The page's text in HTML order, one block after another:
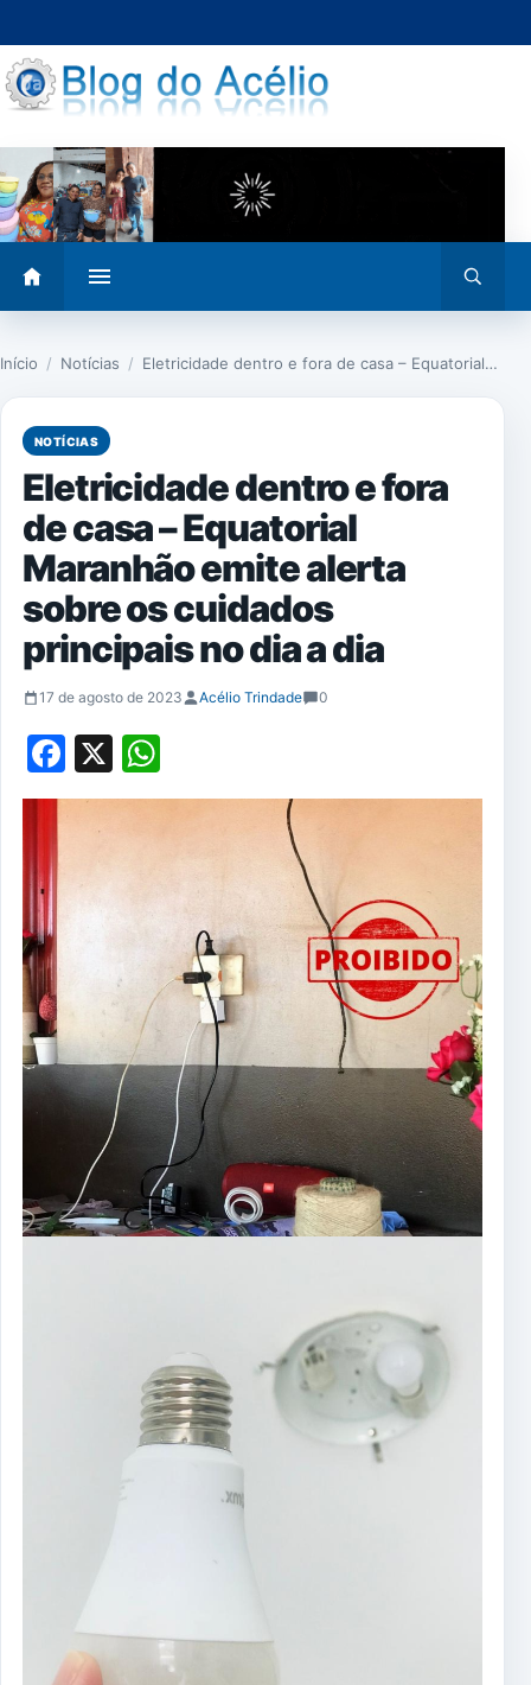
para
o
conteúdo
menu
busca
Início / Notícias / Eletricidade dentro e fora de casa – Equatorial…
NOTÍCIAS
Eletricidade dentro e fora
de casa – Equatorial
Maranhão emite alerta
sobre os cuidados
principais no dia a dia
17 de agosto de 2023 Acélio Trindade 0
Facebook
X